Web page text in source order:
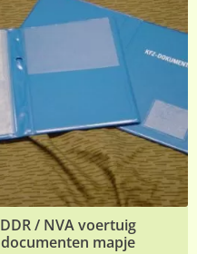
DDR / NVA voertuig
documenten mapje